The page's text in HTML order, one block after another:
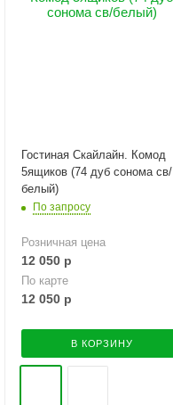
Гостиная Скайлайн. Комод
5ящиков (74 дуб сонома св/
белый)
По запросу
Розничная цена
12 050 р
По карте
12 050 р
В КОРЗИНУ